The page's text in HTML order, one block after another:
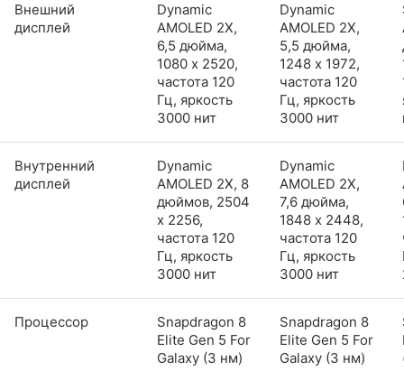
Внешний
дисплей
Dynamic
AMOLED 2X,
6,5 дюйма,
1080 x 2520,
частота 120
Гц, яркость
3000 нит
Dynamic
AMOLED 2X,
5,5 дюйма,
1248 x 1972,
частота 120
Гц, яркость
3000 нит
Внутренний
дисплей
Dynamic
AMOLED 2X, 8
дюймов, 2504
x 2256,
частота 120
Гц, яркость
3000 нит
Dynamic
AMOLED 2X,
7,6 дюйма,
1848 x 2448,
частота 120
Гц, яркость
3000 нит
Процессор
Snapdragon 8
Elite Gen 5 For
Galaxy (3 нм)
Snapdragon 8
Elite Gen 5 For
Galaxy (3 нм)